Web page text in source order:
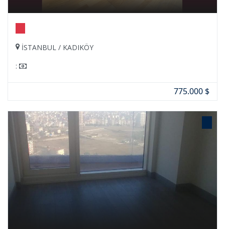
İSTANBUL / KADIKÖY
:
775.000 $